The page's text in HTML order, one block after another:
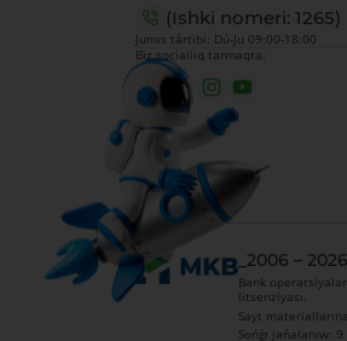
(Ishki nomeri: 1265)
Jumıs tártibi: Dú-Ju 09:00-18:00
Biz sociallıq tarmaqta:
_2006 –
Bank
litsenziyası.
Sayt
Sońǵı jańalanıw: